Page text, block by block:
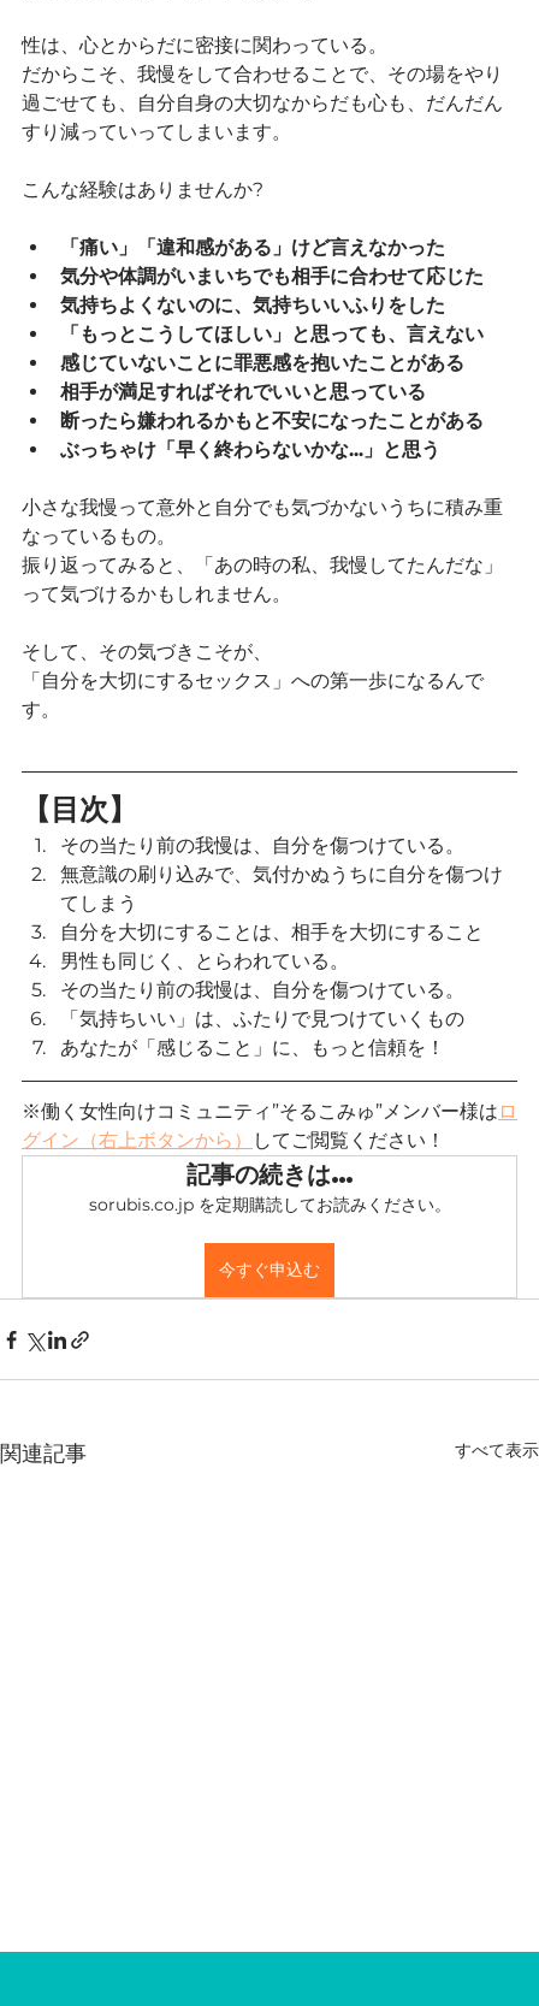
性は、心とからだに密接に関わっている。
だからこそ、我慢をして合わせることで、その場をやり
過ごせても、自分自身の大切なからだも心も、だんだん
すり減っていってしまいます。
こんな経験はありませんか?
「痛い」「違和感がある」けど言えなかった
気分や体調がいまいちでも相手に合わせて応じた
気持ちよくないのに、気持ちいいふりをした
「もっとこうしてほしい」と思っても、言えない
感じていないことに罪悪感を抱いたことがある
相手が満足すればそれでいいと思っている
断ったら嫌われるかもと不安になったことがある
ぶっちゃけ「早く終わらないかな...」と思う
小さな我慢って意外と自分でも気づかないうちに積み重
なっているもの。
振り返ってみると、「あの時の私、我慢してたんだな」
って気づけるかもしれません。
そして、その気づきこそが、
「自分を大切にするセックス」への第一歩になるんで
す。
【目次】
その当たり前の我慢は、自分を傷つけている。
無意識の刷り込みで、気付かぬうちに自分を傷つけ
てしまう
自分を大切にすることは、相手を大切にすること
男性も同じく、とらわれている。
その当たり前の我慢は、自分を傷つけている。
「気持ちいい」は、ふたりで見つけていくもの
あなたが「感じること」に、もっと信頼を！
※働く女性向けコミュニティ”そるこみゅ”メンバー様は ロ
グイン（右上ボタンから）
してご閲覧ください！
記事の続きは…
sorubis.co.jp を定期購読してお読みください。
今すぐ申込む
関連記事 すべて表示